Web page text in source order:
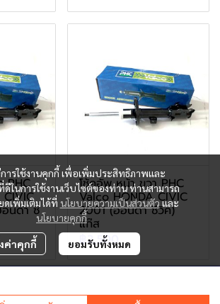
PHC
นด้า ซี
โช้คอัพ หน้า ขวา PHC
Valco HONDA CIVIC
2001 (ฮอนด้า ซีวิค)
แก๊ส
฿2,500
ารใช้งานคุกกี้ เพื่อเพิ่มประสิทธิภาพและ
ในการใช้งานเว็บไซต์ของท่าน ท่านสามารถ
ดเพิ่มเติมได้ที่ นโยบายความเป็นส่วนตัวและ
นโยบายคุกกี้
ค่าคุกกี้ ยอมรับทั้งหมด